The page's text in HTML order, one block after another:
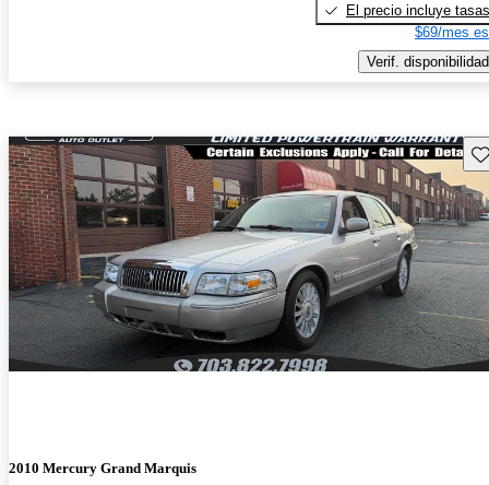
El precio incluye tasas
$69/mes
Verif. disponibilidad
2010 Mercury Grand Marquis